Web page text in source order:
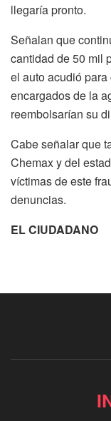
llegaría pronto.
Señalan que
cantidad de 50 mil
el auto acudió
encargados de la
reembolsarían su
Cabe señalar que
Chemax y del
víctimas de este
denuncias.
EL CIUDADANO